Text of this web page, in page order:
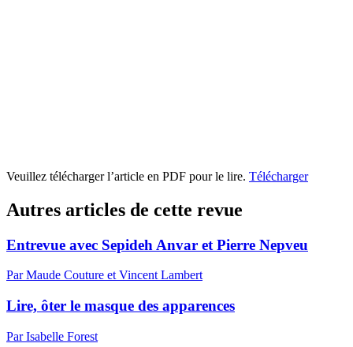
Veuillez télécharger l’article en PDF pour le lire. Télécharger
Autres articles de cette revue
Entrevue avec Sepideh Anvar et Pierre Nepveu
Par Maude Couture et Vincent Lambert
Lire, ôter le masque des apparences
Par Isabelle Forest